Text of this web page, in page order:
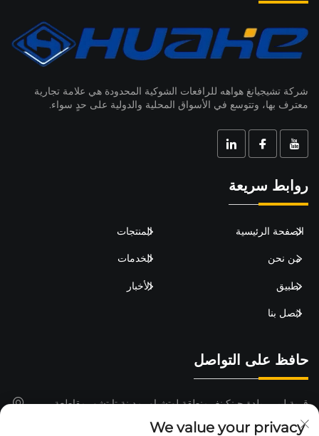
شركة تشيجيانغ هواهه للرافعات الشوكية المحدودة هي علامة تجارية
معترف بها، وتتوسع في الأسواق المحلية والدولية على حدٍ سواء.
روابط سريعة
الصفحة الرئيسية المنتجات
من نحن الخدمات
تطبيق الأخبار
اتصل بنا
حافظ على التواصل
قرية ليبي، بلدة جينكينغ، منطقة لوتشياو، مدينة تايتشو، مقاطعة
تشجيانغ، الصين
We value your privacy